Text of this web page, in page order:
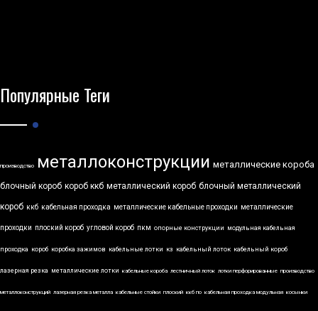
Популярные Теги
производство металлоконструкции металлические короба
блочный короб короб ккб металлический короб блочный металлический
короб ккб кабельная проходка металлические кабельные проходки металлические
проходки плоский короб угловой короб пкм опорные конструкции модульная кабельная
проходка короб коробка зажимов кабельные лотки кз кабельный лоток кабельный короб
лазерная резка металлические лотки кабельные короба лестничный лоток лотки перфорированные производство
металлоконструкций лазерная резка металла кабельные стойки плоский ккб по кабельная проходка модульная косынки